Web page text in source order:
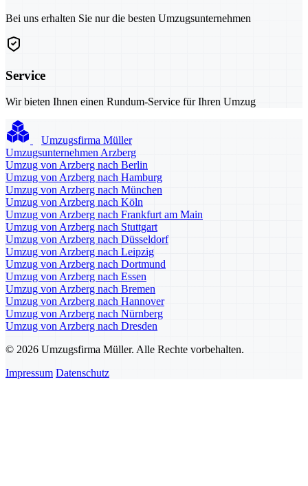
Bei uns erhalten Sie nur die besten Umzugsunternehmen
Service
Wir bieten Ihnen einen Rundum-Service für Ihren Umzug
Umzugsfirma Müller
Umzugsunternehmen Arzberg
Umzug von Arzberg nach Berlin
Umzug von Arzberg nach Hamburg
Umzug von Arzberg nach München
Umzug von Arzberg nach Köln
Umzug von Arzberg nach Frankfurt am Main
Umzug von Arzberg nach Stuttgart
Umzug von Arzberg nach Düsseldorf
Umzug von Arzberg nach Leipzig
Umzug von Arzberg nach Dortmund
Umzug von Arzberg nach Essen
Umzug von Arzberg nach Bremen
Umzug von Arzberg nach Hannover
Umzug von Arzberg nach Nürnberg
Umzug von Arzberg nach Dresden
© 2026 Umzugsfirma Müller. Alle Rechte vorbehalten.
Impressum Datenschutz